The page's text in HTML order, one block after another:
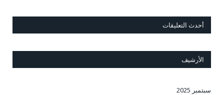
أحدث التعليقات
الأرشيف
سبتمبر 2025